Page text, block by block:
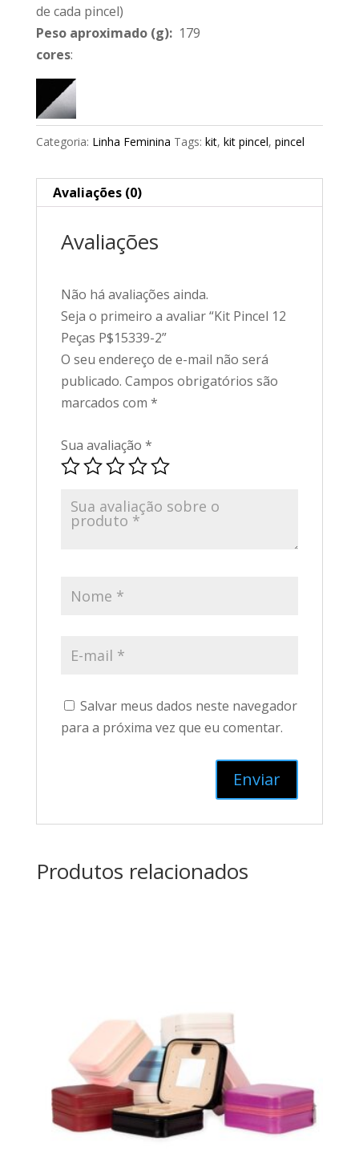
de cada pincel)
Peso aproximado(g): 179
cores:
Categoria: Linha Feminina Tags: kit, kit pincel, pincel
Avaliações (0)
Avaliações
Não há avaliações ainda.
Seja o primeiro a avaliar “Kit Pincel 12
Peças P$15339-2”
O seu endereço de e-mail não será
publicado. Campos obrigatórios são
marcados com *
Sua avaliação *
Salvar meus dados neste navegador
para a próxima vez que eu comentar.
Produtos relacionados